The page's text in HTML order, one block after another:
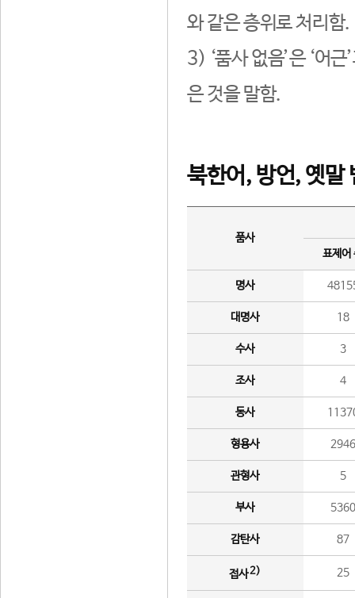
와 같은 층위로 처리함.
3) ‘품사 없음’은 ‘어
은 것을 말함.
북한어, 방언, 옛말
품사
표제어
명사
대명사 18
수사 3
조사 4
동사
형용사 2946
관형사 5
부사 5360
감탄사 87
접사2) 25